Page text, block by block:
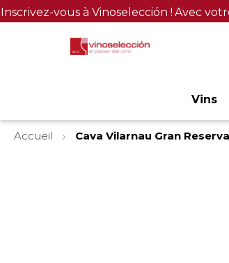
Inscrivez-vous à Vinoselección ! Avec
Vins
Accueil
Cava Vilarnau Gran